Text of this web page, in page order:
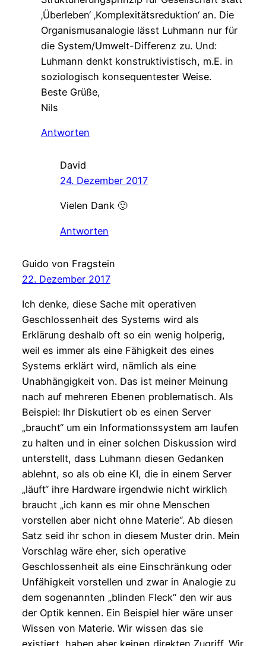
‚Überleben‘ ‚Komplexitätsreduktion‘ an. Die
Organismusanalogie lässt Luhmann nur für
die System/Umwelt-Differenz zu. Und:
Luhmann denkt konstruktivistisch, m.E. in
soziologisch konsequentester Weise.
Beste Grüße,
Nils
Antworten
David
24. Dezember 2017
Vielen Dank 🙂
Antworten
Guido von Fragstein
22. Dezember 2017
Ich denke, diese Sache mit operativen
Geschlossenheit des Systems wird als
Erklärung deshalb oft so ein wenig holperig,
weil es immer als eine Fähigkeit des eines
Systems erklärt wird, nämlich als eine
Unabhängigkeit von. Das ist meiner Meinung
nach auf mehreren Ebenen problematisch. Als
Beispiel: Ihr Diskutiert ob es einen Server
„braucht“ um ein Informationssystem am laufen
zu halten und in einer solchen Diskussion wird
unterstellt, dass Luhmann diesen Gedanken
ablehnt, so als ob eine KI, die in einem Server
„läuft“ ihre Hardware irgendwie nicht wirklich
braucht „ich kann es mir ohne Menschen
vorstellen aber nicht ohne Materie“. Ab diesen
Satz seid ihr schon in diesem Muster drin. Mein
Vorschlag wäre eher, sich operative
Geschlossenheit als eine Einschränkung oder
Unfähigkeit vorstellen und zwar in Analogie zu
dem sogenannten „blinden Fleck“ den wir aus
der Optik kennen. Ein Beispiel hier wäre unser
Wissen von Materie. Wir wissen das sie
existiert, haben aber keinen direkten Zugriff. Wir